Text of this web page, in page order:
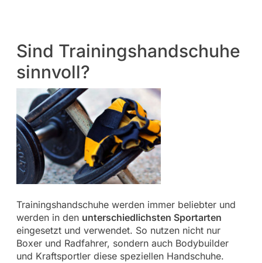
Sind Trainingshandschuhe
sinnvoll?
Trainingshandschuhe werden immer beliebter und
werden in den unterschiedlichsten Sportarten
eingesetzt und verwendet. So nutzen nicht nur
Boxer und Radfahrer, sondern auch Bodybuilder
und Kraftsportler diese speziellen Handschuhe.